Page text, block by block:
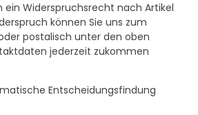
ein Widerspruchsrecht nach Artikel
können Sie uns zum
postalisch unter den oben
jederzeit zukommen
Entscheidungsfindung